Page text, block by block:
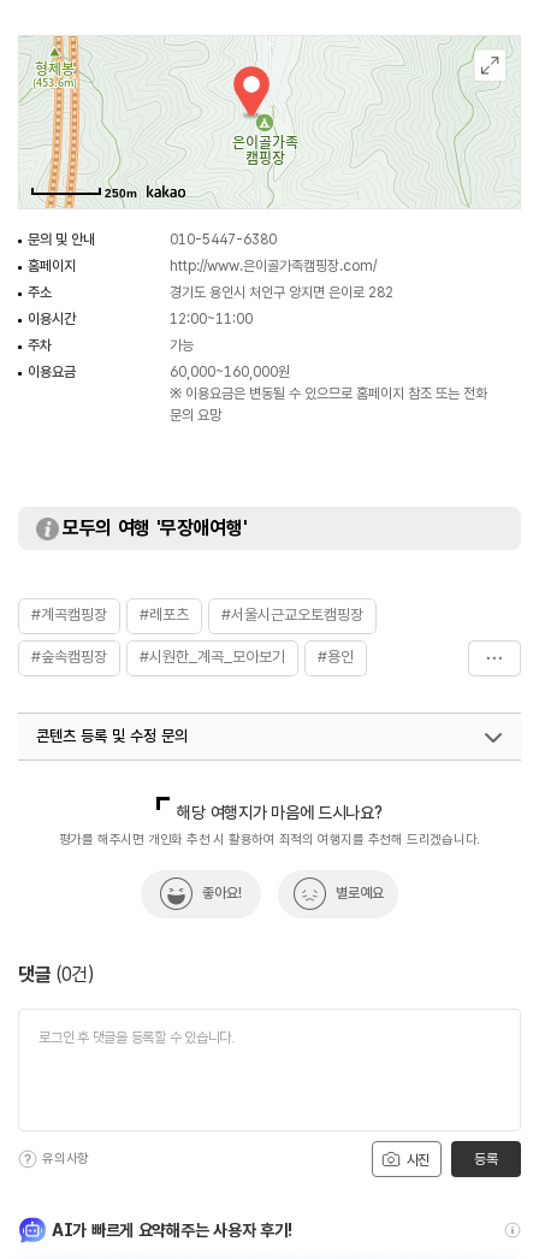
250m
문의 및 안내
010-5447-6380
홈페이지
http://www.은이골가족캠핑장.com/
주소
경기도 용인시 처인구 양지면 은이로 282
이용시간
12:00~11:00
주차
가능
이용요금
60,000~160,000원
※ 이용요금은 변동될 수 있으므로 홈페이지 참조 또는 전화
문의 요망
모두의 여행 '무장애여행'
#계곡캠핑장 #레포츠 #서울시근교오토캠핑장
#숲속캠핑장 #시원한_계곡_모아보기 #용인
콘텐츠 등록 및 수정 문의
해당 여행지가 마음에 드시나요?
평가를 해주시면 개인화 추천 시 활용하여 최적의 여행지를 추천해 드리겠습니다.
좋아요! 별로예요
댓글 (0건)
사진
유의사항 등록
AI가 빠르게 요약해주는 사용자 후기!